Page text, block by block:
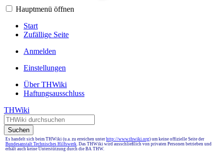
Hauptmenü öffnen
Start
Zufällige Seite
Anmelden
Einstellungen
Über THWiki
Haftungsausschluss
THWiki
Suchen
Es handelt sich beim THWiki (u.a. zu erreichen unter http://www.thwiki.org) um keine offizielle Seite der
Bundesanstalt Technisches Hilfswerk. Das THWiki wird ausschließlich von privaten Personen betrieben und
erhält auch keine Unterstützung durch die BA THW.